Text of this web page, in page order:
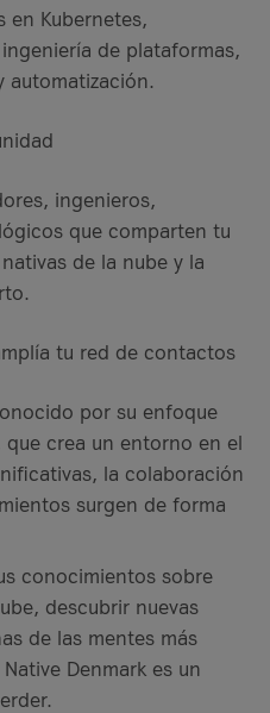
en Kubernetes,
de plataformas,
automatización.
ingenieros,
que comparten tu
de la nube y la
tu red de contactos
por su enfoque
crea un entorno en el
la colaboración
surgen de forma
conocimientos sobre
descubrir nuevas
de las mentes más
Denmark es un